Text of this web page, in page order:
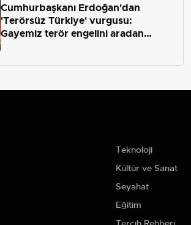
Cumhurbaşkanı Erdoğan'dan
'Terörsüz Türkiye' vurgusu:
Gayemiz terör engelini aradan
Teknoloji
Kültür ve Sanat
Seyahat
Eğitim